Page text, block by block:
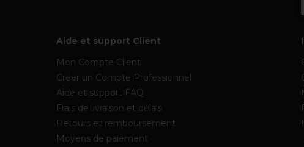
Aide et support Client
Mon Compte Client
Créer un Compte Professionnel
Aide et support FAQ
Frais de livraison et délais
Retours et remboursement
Moyens de paiement